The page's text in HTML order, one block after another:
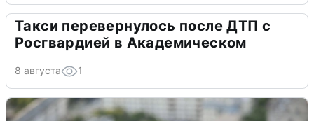
Такси перевернулось после ДТП с
Росгвардией в Академическом
8 августа 1